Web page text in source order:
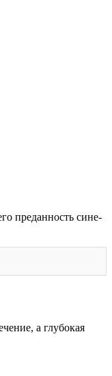
преданность сине-
а глубокая